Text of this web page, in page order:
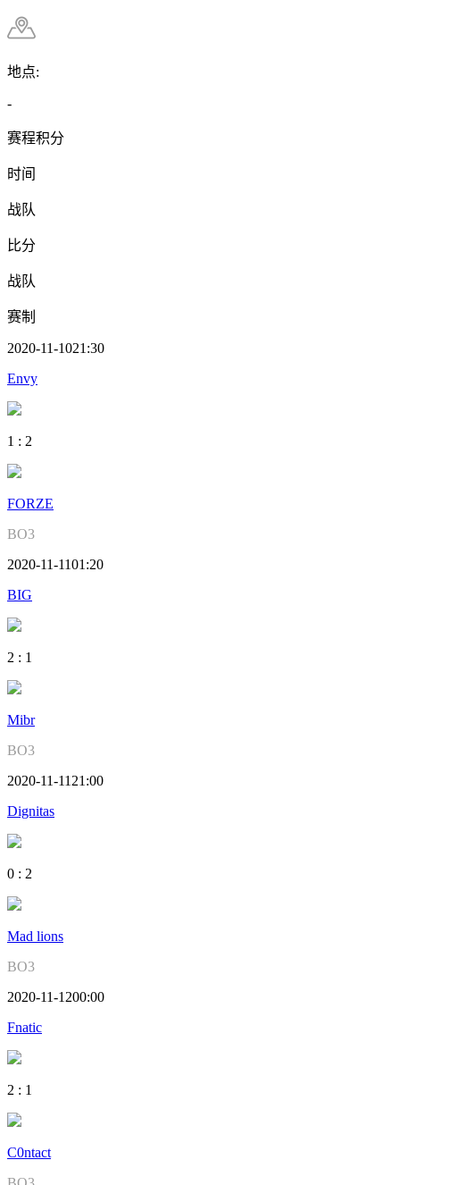
地点:
-
赛程积分
时间
战队
比分
战队
赛制
2020-11-1021:30
Envy
1 : 2
FORZE
BO3
2020-11-1101:20
BIG
2 : 1
Mibr
BO3
2020-11-1121:00
Dignitas
0 : 2
Mad lions
BO3
2020-11-1200:00
Fnatic
2 : 1
C0ntact